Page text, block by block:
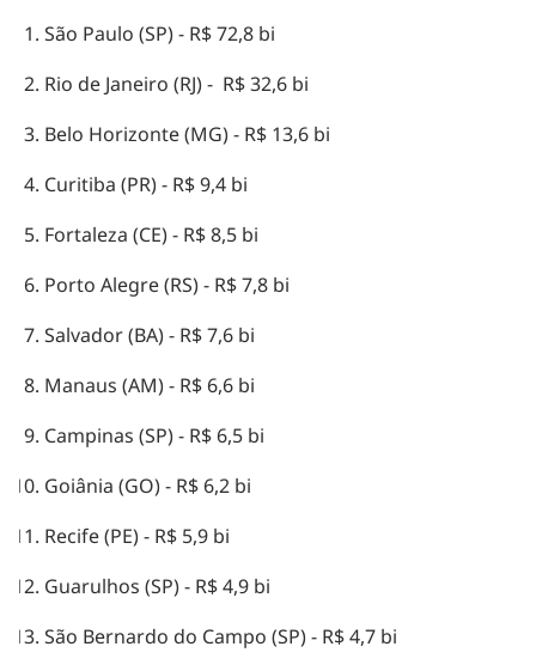
São Paulo (SP) - R$ 72,8 bi
Rio de Janeiro (RJ) - R$ 32,6 bi
Belo Horizonte (MG) - R$ 13,6 bi
Curitiba (PR) - R$ 9,4 bi
Fortaleza (CE) - R$ 8,5 bi
Porto Alegre (RS) - R$ 7,8 bi
Salvador (BA) - R$ 7,6 bi
Manaus (AM) - R$ 6,6 bi
Campinas (SP) - R$ 6,5 bi
Goiânia (GO) - R$ 6,2 bi
Recife (PE) - R$ 5,9 bi
Guarulhos (SP) - R$ 4,9 bi
São Bernardo do Campo (SP) - R$ 4,7 bi